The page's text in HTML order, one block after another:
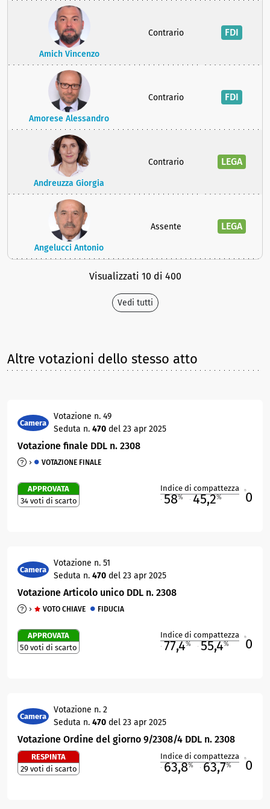
Amich Vincenzo
Contrario FDI
Amorese Alessandro
Contrario FDI
Andreuzza Giorgia
Contrario LEGA
Angelucci Antonio
Assente LEGA
Visualizzati 10 di 400
Vedi tutti
Altre votazioni dello stesso atto
Camera
Votazione n. 49
Seduta n. 470 del 23 apr 2025
Votazione finale DDL n. 2308
VOTAZIONE FINALE
APPROVATA
34 voti di scarto
Indice di compattezza
58% 45,2% 0
Camera
Votazione n. 51
Seduta n. 470 del 23 apr 2025
Votazione Articolo unico DDL n. 2308
VOTO CHIAVE FIDUCIA
APPROVATA
50 voti di scarto
Indice di compattezza
77,4% 55,4% 0
Camera
Votazione n. 2
Seduta n. 470 del 23 apr 2025
Votazione Ordine del giorno 9/2308/4 DDL n. 2308
RESPINTA
29 voti di scarto
Indice di compattezza
63,8% 63,7% 0